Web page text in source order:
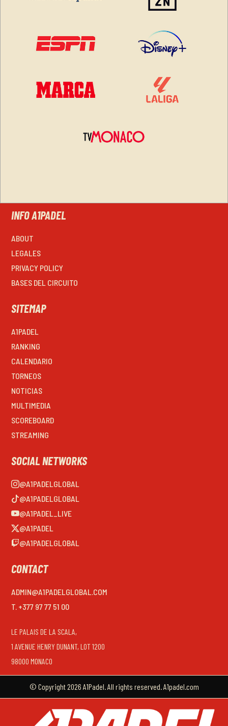
INFO A1PADEL
ABOUT
LEGALES
PRIVACY POLICY
BASES DEL CIRCUITO
SITEMAP
A1PADEL
RANKING
CALENDARIO
TORNEOS
NOTICIAS
MULTIMEDIA
SCOREBOARD
STREAMING
SOCIAL NETWORKS
@A1PADELGLOBAL
@A1PADELGLOBAL
@A1PADEL_LIVE
@A1PADEL
@A1PADELGLOBAL
CONTACT
ADMIN@A1PADELGLOBAL.COM
T. +377 97 77 51 00
LE PALAIS DE LA SCALA,
1 AVENUE HENRY DUNANT, LOT 1200
98000 MONACO
© Copyright 2026 A1Padel. All rights reserved. A1padel.com